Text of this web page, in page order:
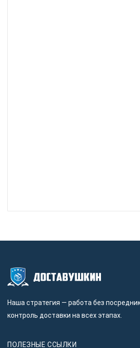
Наша стратегия — работа без
контроль доставки на всех этапах.
ПОЛЕЗНЫЕ ССЫЛКИ